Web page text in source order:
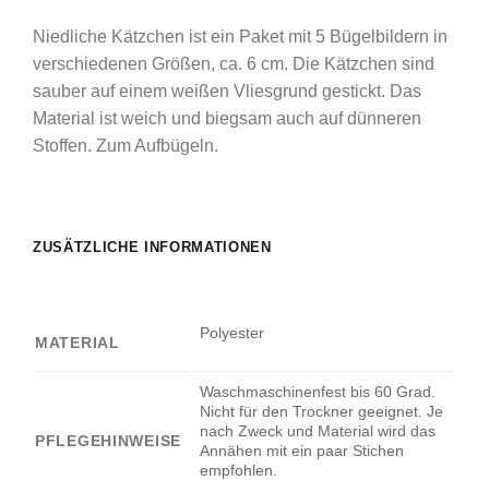
Niedliche Kätzchen ist ein Paket mit 5 Bügelbildern in
verschiedenen Größen, ca. 6 cm. Die Kätzchen sind
sauber auf einem weißen Vliesgrund gestickt. Das
Material ist weich und biegsam auch auf dünneren
Stoffen. Zum Aufbügeln.
ZUSÄTZLICHE INFORMATIONEN
MATERIAL
Polyester
PFLEGEHINWEISE
Waschmaschinenfest bis 60 Grad.
Nicht für den Trockner geeignet. Je
nach Zweck und Material wird das
Annähen mit ein paar Stichen
empfohlen.